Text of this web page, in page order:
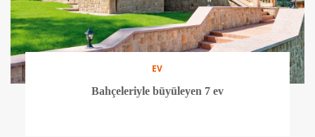
EV
Bahçeleriyle büyüleyen 7 ev